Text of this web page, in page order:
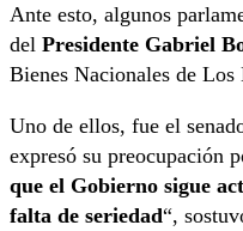
Ante esto, algunos
del Presidente Gabriel
Bienes Nacionales de Los
Uno de ellos, fue el
expresó su preocupación
que el Gobierno sigue
falta de seriedad“,